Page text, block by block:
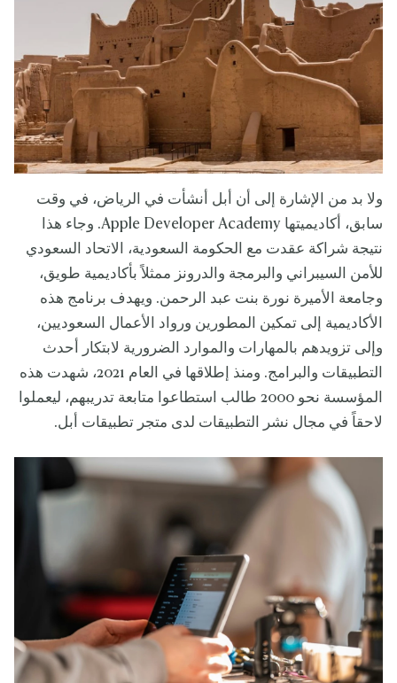
ولا بد من الإشارة إلى أن أبل أنشأت في الرياض، في وقت
سابق، أكاديميتها Apple Developer Academy. وجاء هذا
نتيجة شراكة عقدت مع الحكومة السعودية، الاتحاد السعودي
للأمن السيبراني والبرمجة والدرونز ممثلاً بأكاديمية طويق،
وجامعة الأميرة نورة بنت عبد الرحمن. ويهدف برنامج هذه
الأكاديمية إلى تمكين المطورين ورواد الأعمال السعوديين،
وإلى تزويدهم بالمهارات والموارد الضرورية لابتكار أحدث
التطبيقات والبرامج. ومنذ إطلاقها في العام 2021، شهدت هذه
المؤسسة نحو 2000 طالب استطاعوا متابعة تدريبهم، ليعملوا
لاحقاً في مجال نشر التطبيقات لدى متجر تطبيقات أبل.